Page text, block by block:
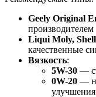
Geely Original
производителем
Liqui Moly,
качественные
Вязкость:
5W-30 —
0W-20 —